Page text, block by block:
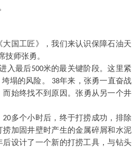
大国工匠》，我们来认识保障石油天
师张勇。
入最后500米的最关键阶段。这里紧
塌的风险。 38年来，张勇一直奋战
始终找不到原因。张勇从另一个井
20多个小时后，终于打捞成功，排除
加固井壁时产生的金属碎屑和水泥
设计了一个新的打捞工具，与钻头